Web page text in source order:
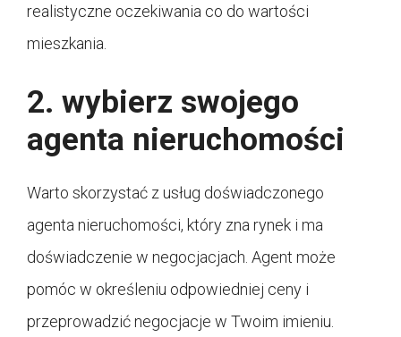
realistyczne oczekiwania co do wartości
mieszkania.
2. wybierz swojego
agenta nieruchomości
Warto skorzystać z usług doświadczonego
agenta nieruchomości, który zna rynek i ma
doświadczenie w negocjacjach. Agent może
pomóc w określeniu odpowiedniej ceny i
przeprowadzić negocjacje w Twoim imieniu.